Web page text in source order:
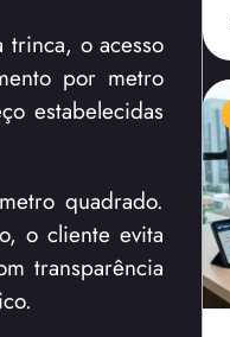
trinca, o acesso
por metro
estabelecidas
quadrado.
o cliente evita
transparência